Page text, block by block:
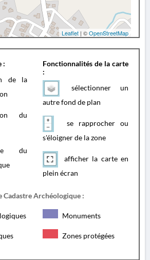
Leaflet | ©OpenStreetMap
:
de la
du
du
Fonctionnalités de la carte
:
sélectionner un
autre fond de plan
se rapprocher ou
s'éloigner de la zone
afficher la carte en
plein écran
Cadastre Archéologique :
Monuments
Zones protégées